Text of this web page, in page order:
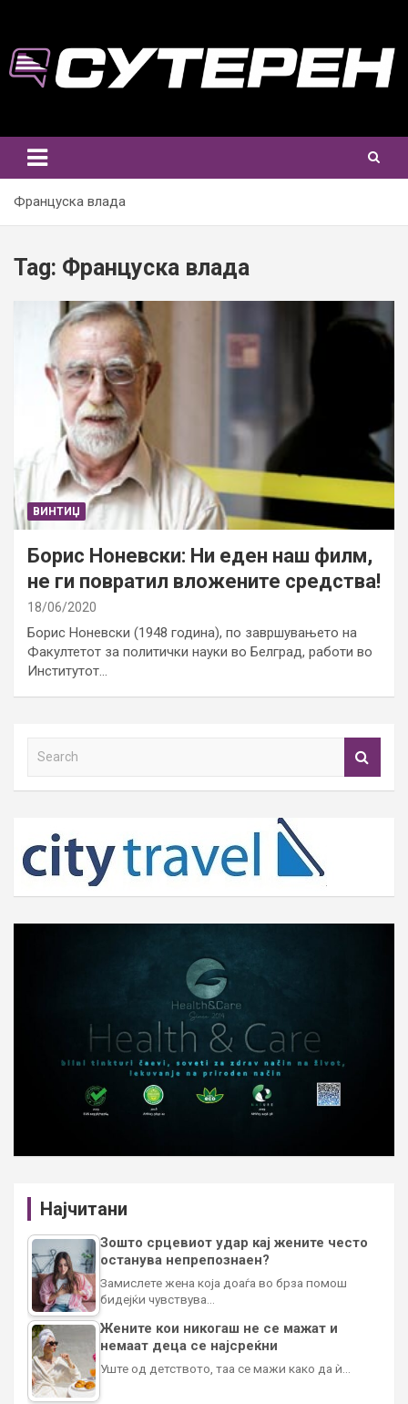
content
Француска влада
Tag: Француска влада
ВИНТИЏ
Борис Ноневски: Ни еден наш филм,
не ги повратил вложените средства!
18/06/2020
Борис Ноневски (1948 година), по завршувањето на
Факултетот за политички науки во Белград, работи во
Институтот…
h
Најчитани
Зошто срцевиот удар кај жените често
останува непрепознаен?
Замислете жена која доаѓа во брза помош
бидејќи чувствува…
Жените кои никогаш не се мажат и
немаат деца се најсреќни
Уште од детството, таа се мажи како да ѝ…